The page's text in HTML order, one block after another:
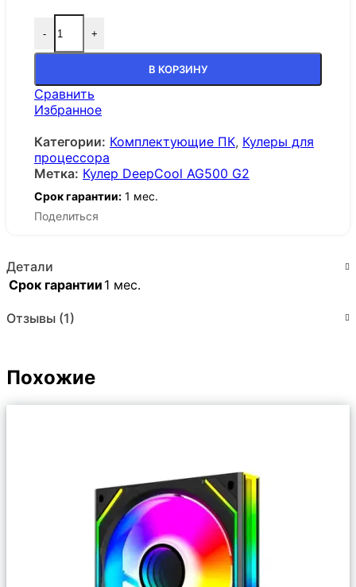
- +
В КОРЗИНУ
Сравнить
Избранное
Категории: Комплектующие ПК, Кулеры для
процессора
Метка: Кулер DeepCool AG500 G2
Срок гарантии: 1 мес.
Поделиться
Детали
Срок гарантии 1 мес.
Отзывы (1)
Похожие